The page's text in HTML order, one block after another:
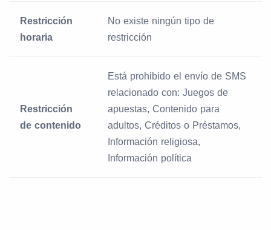
Restricción
horaria
No existe ningún tipo de
restricción
Restricción
de contenido
Está prohibido el envío de SMS
relacionado con: Juegos de
apuestas, Contenido para
adultos, Créditos o Préstamos,
Información religiosa,
Información política